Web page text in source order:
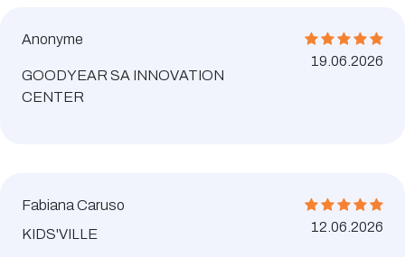
Anonyme
GOODYEAR SA INNOVATION
CENTER
19.06.2026
Fabiana Caruso
KIDS'VILLE
12.06.2026